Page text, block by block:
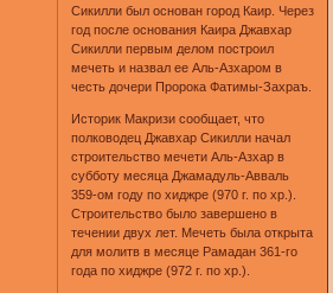
Сикилли был основан город Каир. Через
год после основания Каира Джавхар
Сикилли первым делом построил
мечеть и назвал ее Аль-Азхаром в
честь дочери Пророка Фатимы-Захраъ.
Историк Макризи сообщает, что
полководец Джавхар Сикилли начал
строительство мечети Аль-Азхар в
субботу месяца Джамадуль-Авваль
359-ом году по хиджре (970 г. по хр.).
Строительство было завершено в
течении двух лет. Мечеть была открыта
для молитв в месяце Рамадан 361-го
года по хиджре (972 г. по хр.).